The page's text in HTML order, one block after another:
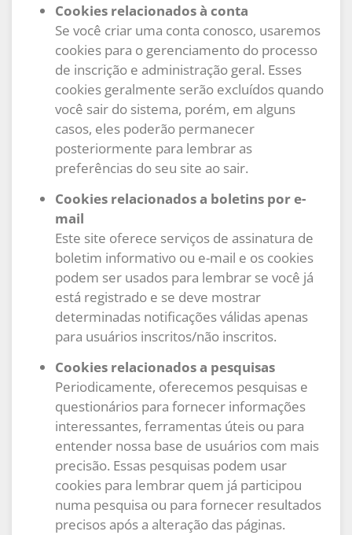
Cookies relacionados à conta
Se você criar uma conta conosco, usaremos
cookies para o gerenciamento do processo
de inscrição e administração geral. Esses
cookies geralmente serão excluídos quando
você sair do sistema, porém, em alguns
casos, eles poderão permanecer
posteriormente para lembrar as
preferências do seu site ao sair.
Cookies relacionados a boletins por e-
mail
Este site oferece serviços de assinatura de
boletim informativo ou e-mail e os cookies
podem ser usados ​​para lembrar se você já
está registrado e se deve mostrar
determinadas notificações válidas apenas
para usuários inscritos/não inscritos.
Cookies relacionados a pesquisas
Periodicamente, oferecemos pesquisas e
questionários para fornecer informações
interessantes, ferramentas úteis ou para
entender nossa base de usuários com mais
precisão. Essas pesquisas podem usar
cookies para lembrar quem já participou
numa pesquisa ou para fornecer resultados
precisos após a alteração das páginas.